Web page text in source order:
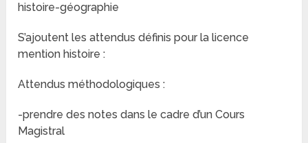
histoire-géographie
S’ajoutent les attendus définis pour la licence
mention histoire :
Attendus méthodologiques :
-prendre des notes dans le cadre d’un Cours
Magistral